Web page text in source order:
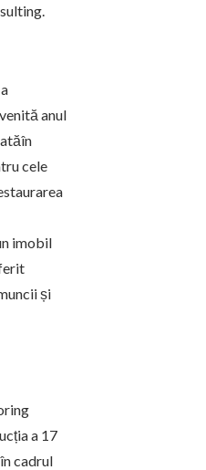
anul
cele
imobil
și
a 17
cadrul